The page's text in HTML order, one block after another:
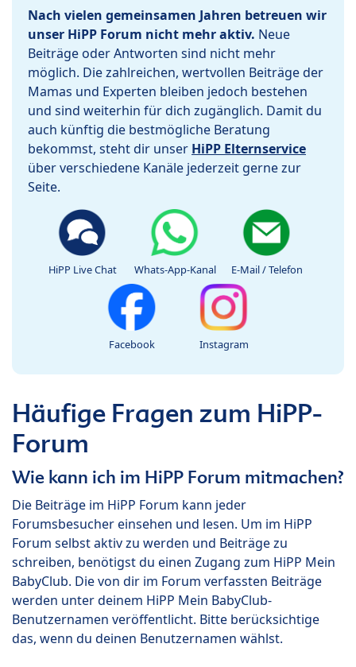
Nach vielen gemeinsamen Jahren betreuen wir
unser HiPP Forum nicht mehr aktiv. Neue
Beiträge oder Antworten sind nicht mehr
möglich. Die zahlreichen, wertvollen Beiträge der
Mamas und Experten bleiben jedoch bestehen
und sind weiterhin für dich zugänglich. Damit du
auch künftig die bestmögliche Beratung
bekommst, steht dir unser HiPP Elternservice
über verschiedene Kanäle jederzeit gerne zur
Seite.
HiPP Live Chat Whats-App-Kanal E-Mail / Telefon
Facebook Instagram
Häufige Fragen zum HiPP-
Forum
Wie kann ich im HiPP Forum mitmachen?
Die Beiträge im HiPP Forum kann jeder
Forumsbesucher einsehen und lesen. Um im HiPP
Forum selbst aktiv zu werden und Beiträge zu
schreiben, benötigst du einen Zugang zum HiPP Mein
BabyClub. Die von dir im Forum verfassten Beiträge
werden unter deinem HiPP Mein BabyClub-
Benutzernamen veröffentlicht. Bitte berücksichtige
das, wenn du deinen Benutzernamen wählst.